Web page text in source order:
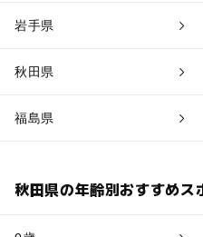
岩手県
秋田県
福島県
秋田県の年齢別おすすめス